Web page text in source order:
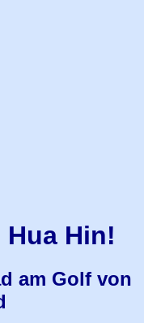
Hin!
am Golf von